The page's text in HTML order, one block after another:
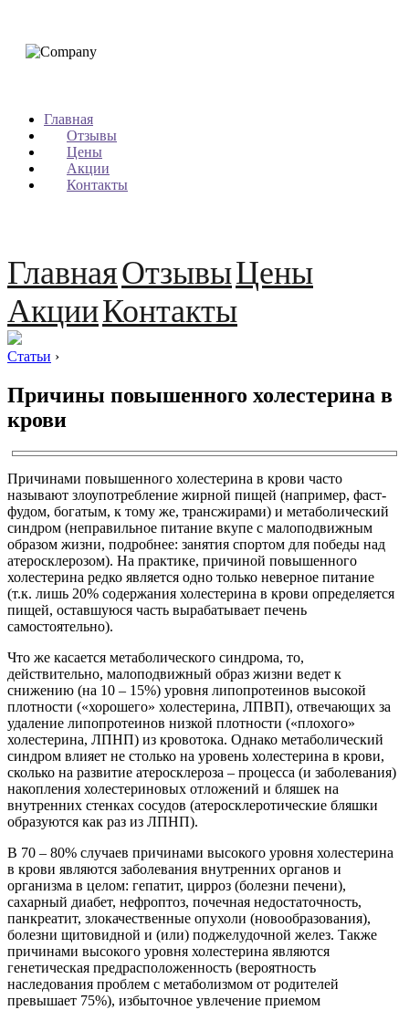
Главная
Отзывы
Цены
Акции
Контакты
ГлавнаяОтзывыЦены
АкцииКонтакты
Статьи ›
Причины повышенного холестерина в
крови
Причинами повышенного холестерина в крови часто
называют злоупотребление жирной пищей (например, фаст-
фудом, богатым, к тому же, трансжирами) и метаболический
синдром (неправильное питание вкупе с малоподвижным
образом жизни, подробнее: занятия спортом для победы над
атеросклерозом). На практике, причиной повышенного
холестерина редко является одно только неверное питание
(т.к. лишь 20% содержания холестерина в крови определяется
пищей, оставшуюся часть вырабатывает печень
самостоятельно).
Что же касается метаболического синдрома, то,
действительно, малоподвижный образ жизни ведет к
снижению (на 10 – 15%) уровня липопротеинов высокой
плотности («хорошего» холестерина, ЛПВП), отвечающих за
удаление липопротеинов низкой плотности («плохого»
холестерина, ЛПНП) из кровотока. Однако метаболический
синдром влияет не столько на уровень холестерина в крови,
сколько на развитие атеросклероза – процесса (и заболевания)
накопления холестериновых отложений и бляшек на
внутренних стенках сосудов (атеросклеротические бляшки
образуются как раз из ЛПНП).
В 70 – 80% случаев причинами высокого уровня холестерина
в крови являются заболевания внутренних органов и
организма в целом: гепатит, цирроз (болезни печени),
сахарный диабет, нефроптоз, почечная недостаточность,
панкреатит, злокачественные опухоли (новообразования),
болезни щитовидной и (или) поджелудочной желез. Также
причинами высокого уровня холестерина являются
генетическая предрасположенность (вероятность
наследования проблем с метаболизмом от родителей
превышает 75%), избыточное увлечение приемом